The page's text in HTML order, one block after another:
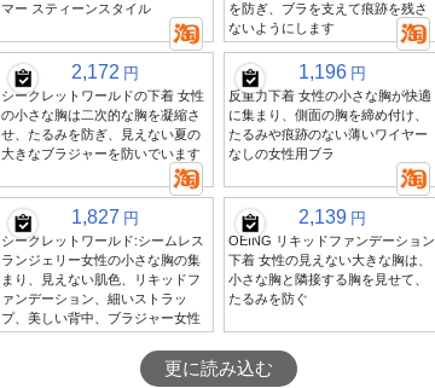
マー スティーンスタイル
を防ぎ、ブラを支えて痕跡を残さ
ないようにします
2,172 円
シークレットワールドの下着 女性
の小さな胸は二次的な胸を凝縮さ
せ、たるみを防ぎ、見えない夏の
大きなブラジャーを防いでいます
1,196 円
反重力下着 女性の小さな胸が快適
に集まり、側面の胸を締め付け、
たるみや痕跡のない薄いワイヤー
なしの女性用ブラ
1,827 円
シークレットワールド:シームレス
ランジェリー女性の小さな胸の集
まり、見えない肌色、リキッドフ
ァンデーション、細いストラッ
プ、美しい背中、ブラジャー女性
2,139 円
OEING リキッドファンデーション
下着 女性の見えない大きな胸は、
小さな胸と隣接する胸を見せて、
たるみを防ぐ
更に読み込む